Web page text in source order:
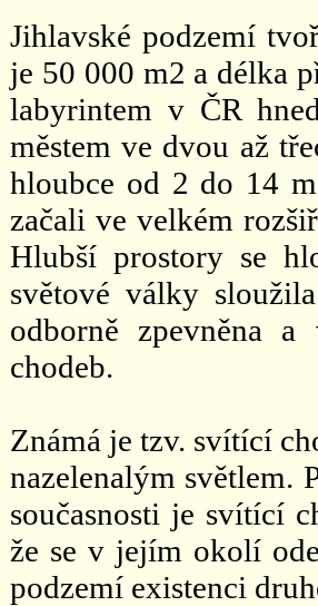
Jihlavské podzemí
je 50 000 m2 a délka
labyrintem v ČR
městem ve dvou až
hloubce od 2 do 14
začali ve velkém
Hlubší prostory se
světové války
odborně zpevněna
chodeb.
Známá je tzv. svítící
nazelenalým světlem.
současnosti je svítící
že se v jejím okolí
podzemí existenci